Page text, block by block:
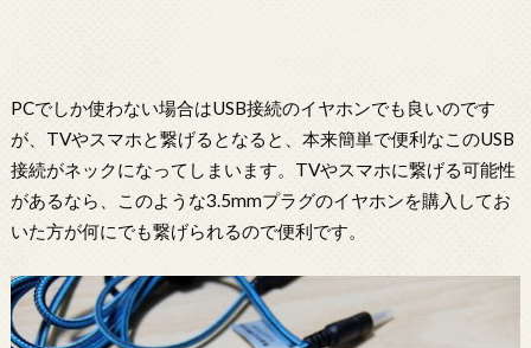
PCでしか使わない場合はUSB接続のイヤホンでも良いのです
が、TVやスマホと繋げるとなると、本来簡単で便利なこのUSB
接続がネックになってしまいます。TVやスマホに繋げる可能性
があるなら、このような3.5mmプラグのイヤホンを購入してお
いた方が何にでも繋げられるので便利です。